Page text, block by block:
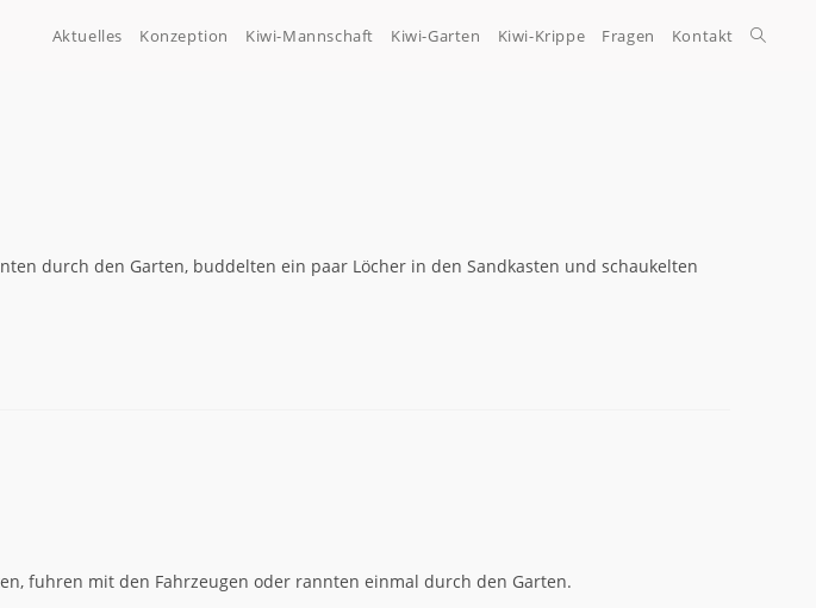
Aktuelles Konzeption Kiwi-Mannschaft Kiwi-Garten Kiwi-Krippe Fragen Kontakt
durch den Garten, buddelten ein paar Löcher in den Sandkasten und schaukelten
fuhren mit den Fahrzeugen oder rannten einmal durch den Garten.